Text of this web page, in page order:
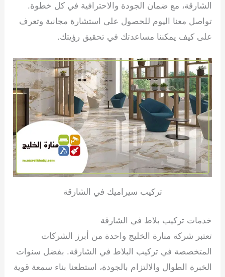
الشارقة، مع ضمان الجودة والاحترافية في كل خطوة.
تواصل معنا اليوم للحصول على استشارة مجانية وتعرف
على كيف يمكننا مساعدتك في تحقيق رؤيتك.
تركيب سيراميك في الشارقة
خدمات تركيب بلاط في الشارقة
تعتبر شركة منارة الخليج واحدة من أبرز الشركات
المتخصصة في تركيب البلاط في الشارقة. بفضل سنوات
الخبرة الطوال والالتزام بالجودة، استطعنا بناء سمعة قوية